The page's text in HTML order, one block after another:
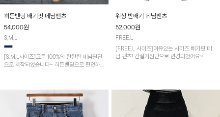
히든밴딩 배기핏 데님팬츠
54,000원
S,M,L
[S,M,L사이즈]코튼 100%의 탄탄한 데님원단
으로 제작되었습니다~ 히든밴딩으로 편안하
워싱 반배기 데님팬츠
52,000원
FREE,L
[FREE,L 사이즈]여유있는 사이즈 배기핏 데
님 팬츠! 간절기원단으로 변경되었어요~